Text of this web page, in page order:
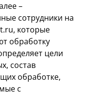
–
сотрудники на
которые
обработку
цели
состав
обработке,
с